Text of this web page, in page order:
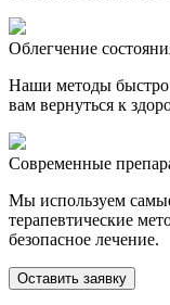
Облегчение
Наши методы
вам вернуться к
Современные
Мы используем
терапевтические
безопасное лечение.
Оставить заявку